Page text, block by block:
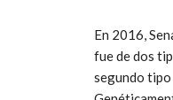
En 2016,
fue de dos
segundo tipo